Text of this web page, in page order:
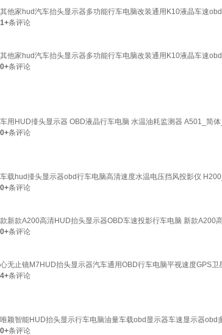
其他家hud汽车抬头显示器多功能行车电脑改装通用K10液晶车速
1+条评论
其他家hud汽车抬头显示器多功能行车电脑改装通用K10液晶车速
0+条评论
车用HUD擡头显示器 OBD液晶行车电脑 水温油耗监测器 A501_简
0+条评论
车载hud擡头显示器obd行车电脑高清速度水温电压挡风投影仪
0+条评论
款新款A200高清HUD抬头显示器OBD车速投影行车电脑 新款A200
0+条评论
心无止镜M7HUD抬头显示器汽车通用OBD行车电脑平视速度GPS
4+条评论
唯颖智能HUD抬头显示行车电脑油量车载obd显示器车速显示器obd
0+条评论